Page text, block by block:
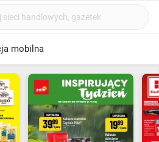
mobilna